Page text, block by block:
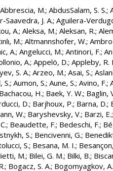
Abbrescia, M.; AbdusSalam, S. S.;
Saavedra, J. A.; Aguilera-
A.; Aleksa, M.; Aleksan, R.;
M.; Altmannshofer, W.;
A.; Angelucci, M.; Antinori, F.;
A.; Appelö, D.; Appleby, R.
S. A.; Arzeo, M.; Asai, S.;
S.; Aumon, S.; Aune, S.; Avino, F.;
Bachacou, H.; Baek, Y. W.; Baglin,
D.; Barjhoux, P.; Barna, D.;
W.; Baryshevsky, V.; Barzi, E.
; Beaudette, F.; Bedeschi, F.;
S.; Bencivenni, G.;
S.; Besana, M. I.;
M.; Bilei, G. M.; Bilki, B.;
; Bogacz, S. A.; Bogomyagkov, A.